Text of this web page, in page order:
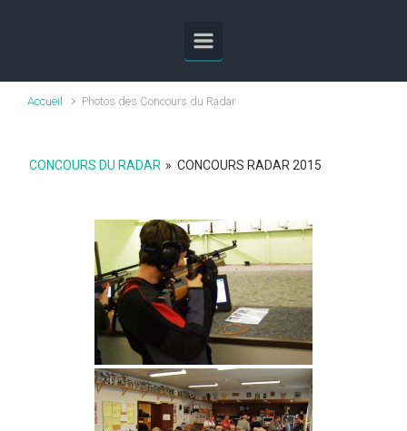
Accueil Photos des Concours du Radar
CONCOURS DU RADAR » CONCOURS RADAR 2015